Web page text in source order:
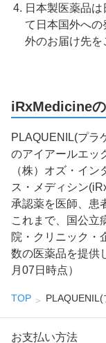
日本製医薬品
て日本国外へ
外のお届け先を
iRxMedicine
PLAQUENIL(プラ
のアイアールエッ
（株）オズ・イ
ス・メディシン
承認薬を医師、患
これまで、国公立
院・クリニック・
数の医薬品を提供
月07日時点）
TOP
お支払い方法